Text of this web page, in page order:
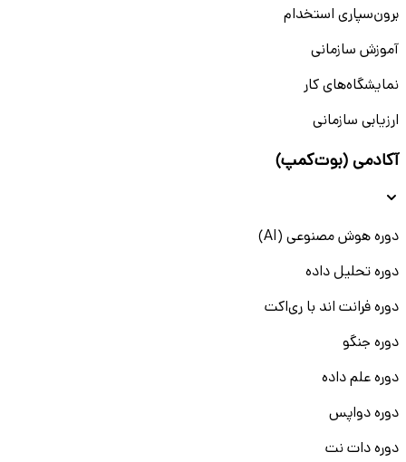
برون‌سپاری استخدام
آموزش سازمانی
نمایشگاه‌های کار
ارزیابی سازمانی
آکادمی (بوت‌کمپ)
دوره هوش مصنوعی (AI)
دوره تحلیل داده
دوره فرانت اند با ری‌اکت
دوره جنگو
دوره علم داده
دوره دواپس
دوره دات نت